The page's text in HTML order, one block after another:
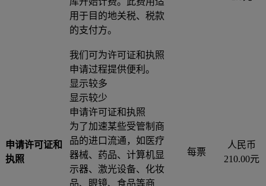
用于目的地关税、税款
的支付方。
申请许可证和
执照
我们可为许可证和执照
申请过程提供便利。
显示较多
显示较少
申请许可证和执照
为了加速某些受管制商
品的进口流通，如医疗
器械、药品、计算机显
示器、激光设备、化妆
品、眼镜、食品等商
每票
人民币
210.00元